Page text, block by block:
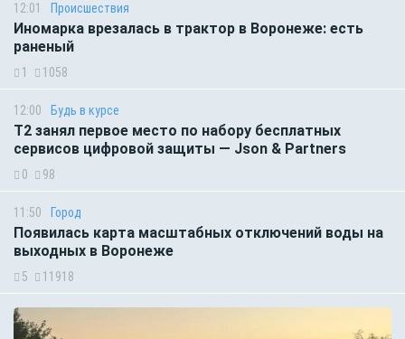
12:01 Происшествия
Иномарка врезалась в трактор в Воронеже: есть
раненый
1 1058
12:00 Будь в курсе
Т2 занял первое место по набору бесплатных
сервисов цифровой защиты — Json & Partners
0 98
11:50 Город
Появилась карта масштабных отключений воды на
выходных в Воронеже
5 11918